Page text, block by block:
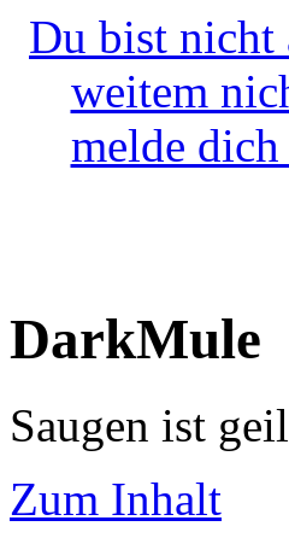
Du bist nicht
weitem
melde
DarkMule
Saugen ist
Zum Inhalt